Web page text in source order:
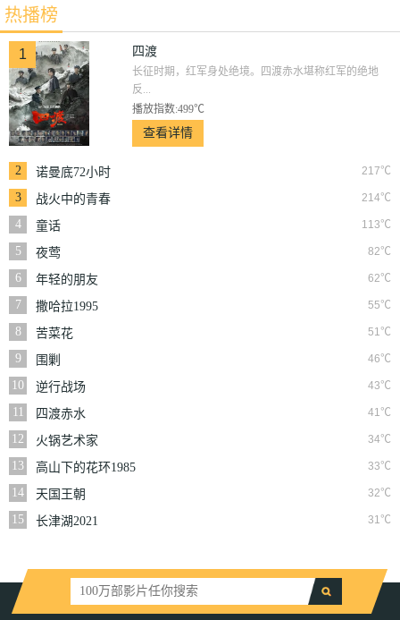
热播榜
1 四渡
长征时期，红军身处绝境。四渡赤水堪称红军的绝地
反...
播放指数:499℃
查看详情
2 217℃
诺曼底72小时
3
214℃
战火中的青春
4
113℃
童话
5
82℃
夜莺
6
62℃
年轻的朋友
7
55℃
撒哈拉1995
8
51℃
苦菜花
9
46℃
围剿
10
43℃
逆行战场
11
41℃
四渡赤水
12
34℃
火锅艺术家
13
33℃
高山下的花环1985
14
32℃
天国王朝
15
31℃
长津湖2021